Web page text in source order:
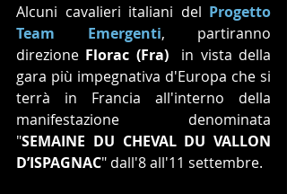
Alcuni cavalieri italiani del Progetto
Team Emergenti, partiranno
direzione Florac (Fra)
in vista della
gara più impegnativa d'Europa che si
terrà in Francia all'interno della
manifestazione denominata
"SEMAINE DU CHEVAL DU VALLON
D’ISPAGNAC" dall'8 all'11 settembre.